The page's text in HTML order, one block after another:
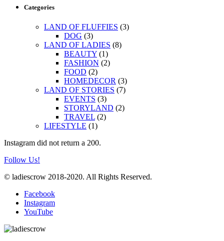
Categories
LAND OF FLUFFIES (3)
DOG (3)
LAND OF LADIES (8)
BEAUTY (1)
FASHION (2)
FOOD (2)
HOMEDECOR (3)
LAND OF STORIES (7)
EVENTS (3)
STORYLAND (2)
TRAVEL (2)
LIFESTYLE (1)
Instagram did not return a 200.
Follow Us!
© ladiescrow 2018-2020. All Rights Reserved.
Facebook
Instagram
YouTube